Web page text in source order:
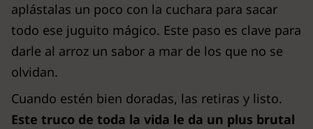
aplástalas un poco con la cuchara para sacar
todo ese juguito mágico. Este paso es clave para
darle al arroz un sabor a mar de los que no se
olvidan.
Cuando estén bien doradas, las retiras y listo.
Este truco de toda la vida le da un plus brutal